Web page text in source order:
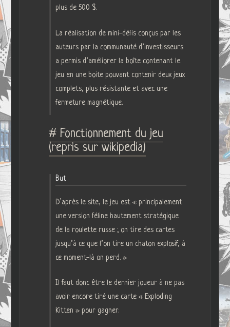
plus de 500 $.
La réalisation de mini-défis conçus par les
auteurs par la communauté d’investisseurs
a permis d’améliorer la boîte contenant le
jeu en une boite pouvant contenir deux jeux
complets, plus résistante et avec une
fermeture magnétique.
# Fonctionnement du jeu
(repris sur wikipedia)
But
D’après le site, le jeu est « principalement
une version féline hautement stratégique
de la roulette russe ; on tire des cartes
jusqu’à ce que l’on tire un chaton explosif, à
ce moment-là on perd. »
Il faut donc être le dernier joueur à ne pas
avoir encore tiré une carte « Exploding
Kitten » pour gagner.